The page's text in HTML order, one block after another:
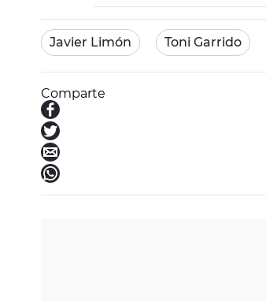
Javier Limón Toni Garrido
Comparte